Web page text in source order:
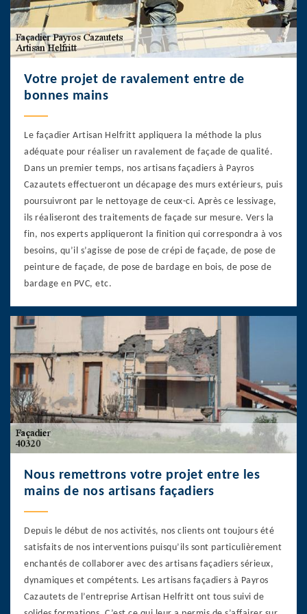
Votre projet de ravalement entre de
bonnes mains
Le façadier Artisan Helfritt appliquera la méthode la plus
adéquate pour réaliser un ravalement de façade de qualité.
Dans un premier temps, nos artisans façadiers à Payros
Cazautets effectueront un décapage des murs extérieurs, puis
poursuivront par le nettoyage de ceux-ci. Après ce lessivage,
ils réaliseront des traitements de façade sur mesure. Vers la
fin, nos experts appliqueront la finition qui correspondra à vos
besoins, qu’il s’agisse de pose de crépi de façade, de pose de
peinture de façade, de pose de bardage en bois, de pose de
bardage en PVC, etc.
Nous remettrons votre projet entre les
mains de nos artisans façadiers
Depuis le début de nos activités, nos clients ont toujours été
satisfaits de nos interventions puisqu’ils sont particulièrement
enchantés de collaborer avec des artisans façadiers sérieux,
dynamiques et compétents. Les artisans façadiers à Payros
Cazautets de l’entreprise Artisan Helfritt ont tous suivi de